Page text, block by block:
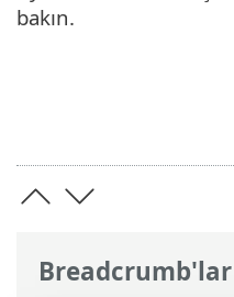
Breadcrumb'lar
bakın.